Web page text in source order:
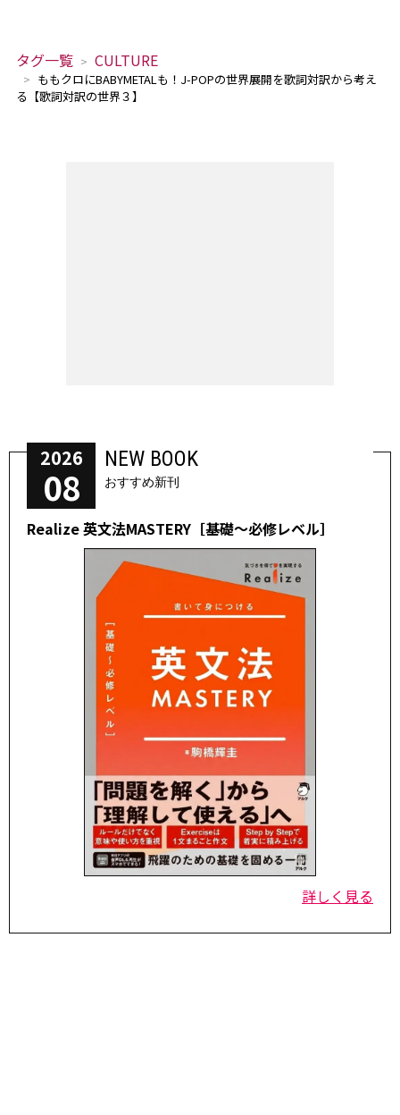
タグ一覧 CULTURE
ももクロにBABYMETALも！J-POPの世界展開を歌詞対訳から考え
る【歌詞対訳の世界３】
2026
08
NEW BOOK
おすすめ新刊
Realize 英文法MASTERY［基礎～必修レベル］
詳しく見る